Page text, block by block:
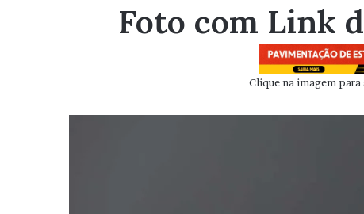
mail
Foto com Link
Clique na imagem